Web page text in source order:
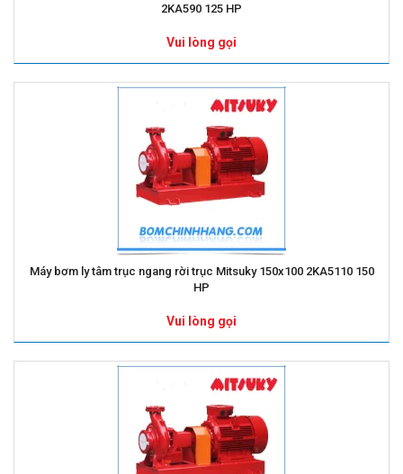
2KA590 125 HP
Vui lòng gọi
Máy bơm ly tâm trục ngang rời trục Mitsuky 150x100 2KA5110 150
HP
Vui lòng gọi